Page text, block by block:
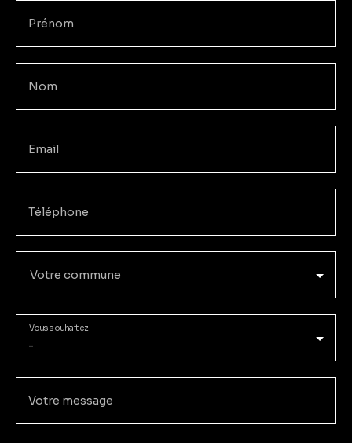
Prénom
Nom
Email
Téléphone
Votre commune
-
Vous souhaitez
Votre message